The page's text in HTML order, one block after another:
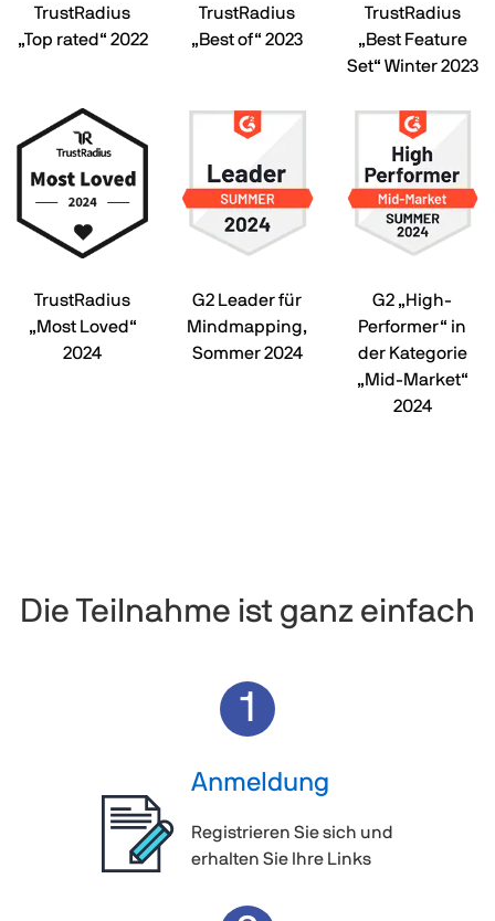
TrustRadius
„Top rated“ 2022
TrustRadius
„Best of“ 2023
TrustRadius
„Best Feature
Set“ Winter 2023
TrustRadius
„Most Loved“
2024
G2 Leader für
Mindmapping,
Sommer 2024
G2 „High-
Performer“ in
der Kategorie
„Mid-Market“
2024
Die Teilnahme ist ganz einfach
1
Anmeldung
Registrieren Sie sich und
erhalten Sie Ihre Links